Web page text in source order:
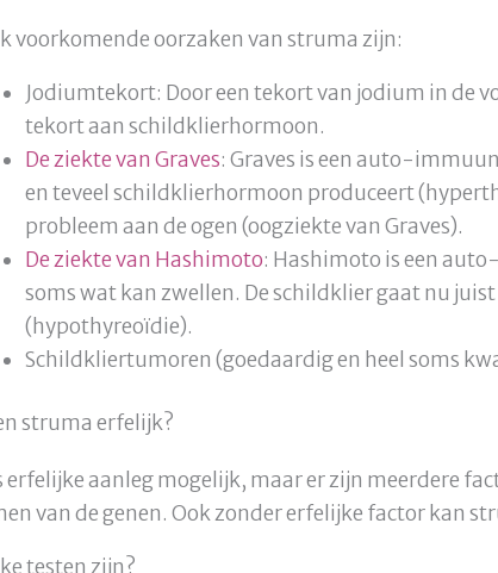
voorkomende oorzaken van struma zijn:
Jodiumtekort: Door een tekort van jodium in de
tekort aan schildklierhormoon.
De ziekte van Graves: Graves is een auto-
en teveel schildklierhormoon produceert
probleem aan de ogen (oogziekte van Graves).
De ziekte van Hashimoto: Hashimoto is een
soms wat kan zwellen. De schildklier gaat nu
(hypothyreoïdie).
Schildkliertumoren (goedaardig en heel soms
struma erfelijk?
erfelijke aanleg mogelijk, maar er zijn meerdere
van de genen. Ook zonder erfelijke factor kan
testen zijn?